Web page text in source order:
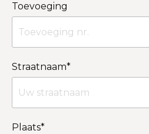
Toevoeging
Straatnaam*
Plaats*